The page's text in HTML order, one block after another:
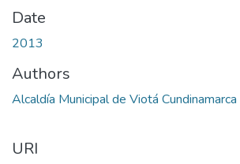
Date
2013
Authors
Alcaldía Municipal de Viotá Cundinamarca
URI